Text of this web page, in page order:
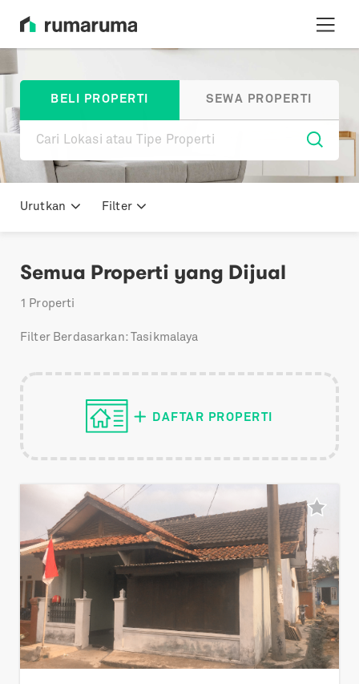
BELI PROPERTI SEWA PROPERTI
Urutkan Filter
Semua Properti yang Dijual
1 Properti
Filter Berdasarkan: Tasikmalaya
DAFTAR PROPERTI